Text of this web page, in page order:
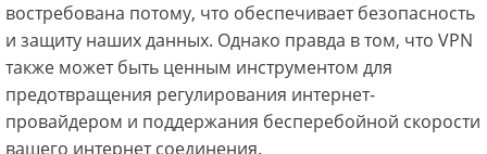
востребована потому, что обеспечивает безопасность
и защиту наших данных. Однако правда в том, что VPN
также может быть ценным инструментом для
предотвращения регулирования интернет-
провайдером и поддержания бесперебойной скорости
вашего интернет соединения.